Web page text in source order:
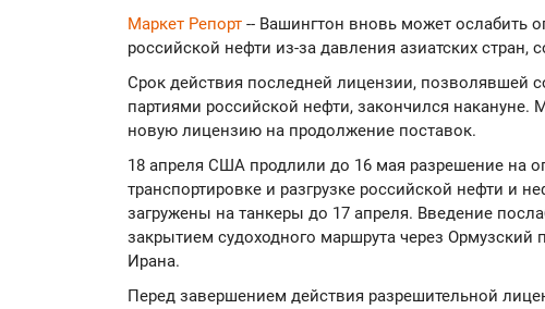
Маркет Репорт -- Вашингтон вновь может ослабить
российской нефти из-за давления азиатских стран,
Срок действия последней лицензии, позволявшей
партиями российской нефти, закончился
новую лицензию на продолжение поставок.
18 апреля США продлили до 16 мая разрешение на
транспортировке и разгрузке российской нефти и
загружены на танкеры до 17 апреля. Введение
закрытием судоходного маршрута через
Ирана.
Перед завершением действия разрешительной